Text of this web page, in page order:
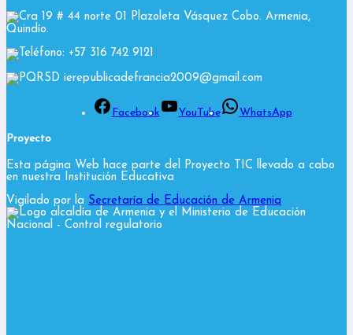
Cra 19 # 44 norte 01 Plazoleta Vásquez Cobo. Armenia,
Quindío.
Teléfono: +57 316 742 9121
PQRSD ierepublicadefrancia2009@gmail.com
Facebook YouTube WhatsApp
Proyecto
Esta página Web hace parte del Proyecto TIC llevado a cabo
en nuestra Institución Educativa
Vigilado por la Secretaría de Educación de Armenia
y el Ministerio de Educación
Nacional - Control regulatorio